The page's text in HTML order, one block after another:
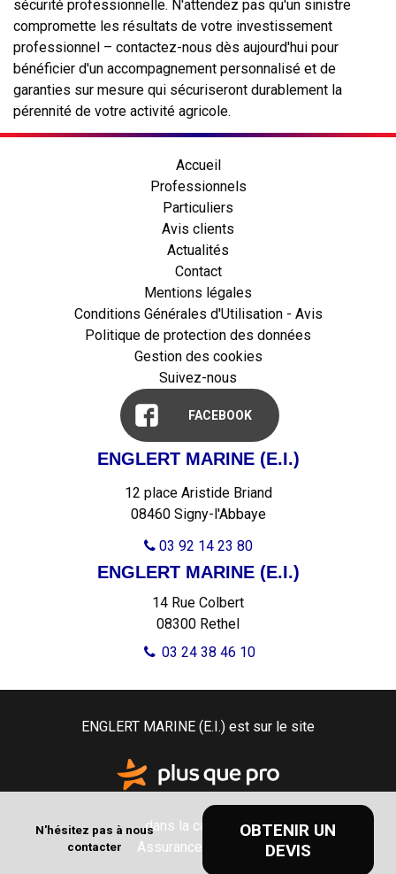
N'hésitez pas à nous
contacter
OBTENIR UN
DEVIS
sécurité professionnelle. N'attendez pas qu'un sinistre
compromette les résultats de votre investissement
professionnel – contactez-nous dès aujourd'hui pour
bénéficier d'un accompagnement personnalisé et de
garanties sur mesure qui sécuriseront durablement la
pérennité de votre activité agricole.
Accueil
Professionnels
Particuliers
Avis clients
Actualités
Contact
Mentions légales
Conditions Générales d'Utilisation - Avis
Politique de protection des données
Gestion des cookies
Suivez-nous
FACEBOOK
ENGLERT MARINE (E.I.)
12 place Aristide Briand
08460 Signy-l'Abbaye
03 92 14 23 80
ENGLERT MARINE (E.I.)
14 Rue Colbert
08300 Rethel
03 24 38 46 10
ENGLERT MARINE (E.I.) est sur le site
dans la catégorie
Assurance - finance